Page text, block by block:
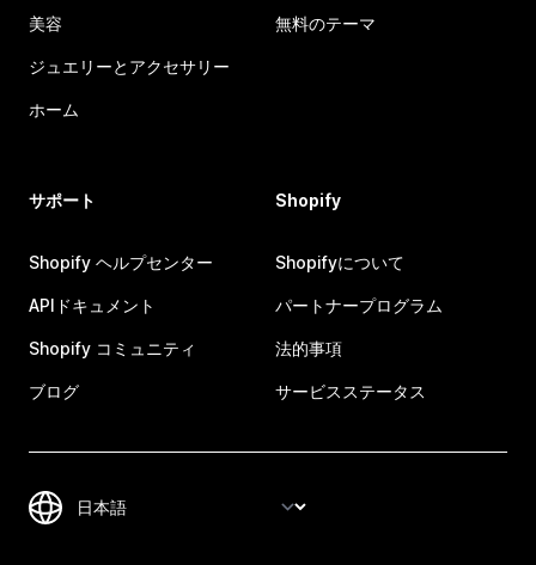
美容
ジュエリーとアクセサリー
ホーム
無料のテーマ
サポート
Shopify ヘルプセンター
APIドキュメント
Shopify コミュニティ
ブログ
Shopify
Shopifyについて
パートナープログラム
法的事項
サービスステータス